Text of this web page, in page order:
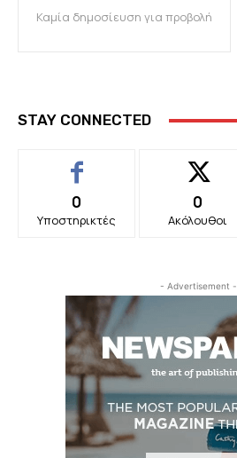
Καμία δημοσίευση για προβολή
STAY CONNECTED
0
Υποστηρικτές
0
Ακόλουθοι
- Advertisement -